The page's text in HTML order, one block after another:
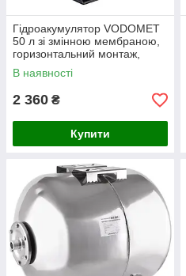
Гідроакумулятор VODOMET
50 л зі змінною мембраною,
горизонтальний монтаж,
стальний корпус, робочий
тиск до 8 бар
В наявності
2 360 ₴
Купити